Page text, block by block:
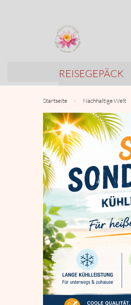
REISEGEPÄCK
Startseite » Nachhaltige Welt